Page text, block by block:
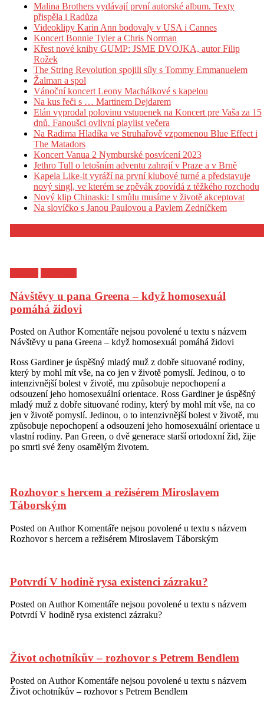
Malina Brothers vydávají první autorské album. Texty
přispěla i Radůza
Videoklipy Karin Ann bodovaly v USA i Cannes
Koncert Bonnie Tyler a Chris Norman
Křest nové knihy GUMP: JSME DVOJKA, autor Filip
Rožek
The String Revolution spojili síly s Tommy Emmanuelem
Žalman a spol
Vánoční koncert Leony Machálkové s kapelou
Na kus řeči s … Martinem Dejdarem
Elán vyprodal polovinu vstupenek na Koncert pre Vaša za 15
dnů. Fanoušci ovlivní playlist večera
Na Radima Hladíka ve Struhařově vzpomenou Blue Effect i
The Matadors
Koncert Vanua 2 Nymburské posvícení 2023
Jethro Tull o letošním adventu zahrají v Praze a v Brně
Kapela Like-it vyráží na první klubové turné a představuje
nový singl, ve kterém se zpěvák zpovídá z těžkého rozchodu
Nový klip Chinaski: I smůlu musíme v životě akceptovat
Na slovíčko s Janou Paulovou a Pavlem Zedníčkem
Návštěvy u pana Greena – když homosexuál
pomáhá židovi
Posted onAuthor Komentáře nejsou povolenéu textu s názvem
Návštěvy u pana Greena – když homosexuál pomáhá židovi
Ross Gardiner je úspěšný mladý muž z dobře situované rodiny,
který by mohl mít vše, na co jen v životě pomyslí. Jedinou, o to
intenzivnější bolest v životě, mu způsobuje nepochopení a
odsouzení jeho homosexuální orientace. Ross Gardiner je úspěšný
mladý muž z dobře situované rodiny, který by mohl mít vše, na co
jen v životě pomyslí. Jedinou, o to intenzivnější bolest v životě, mu
způsobuje nepochopení a odsouzení jeho homosexuální orientace u
vlastní rodiny. Pan Green, o dvě generace starší ortodoxní žid, žije
po smrti své ženy osamělým životem.
Rozhovor s hercem a režisérem Miroslavem
Táborským
Posted on Author Komentáře nejsou povolenéu textu s názvem
Rozhovor s hercem a režisérem Miroslavem Táborským
Potvrdí V hodině rysa existenci zázraku?
Posted on Author Komentáře nejsou povolenéu textu s názvem
Potvrdí V hodině rysa existenci zázraku?
Život ochotníkův – rozhovor s Petrem Bendlem
Posted on Author Komentáře nejsou povolenéu textu s názvem
Život ochotníkův – rozhovor s Petrem Bendlem